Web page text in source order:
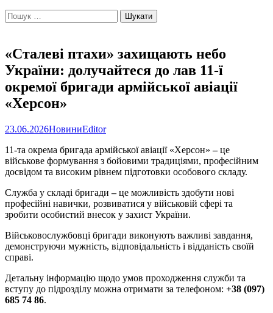
Пошук:
«Сталеві птахи» захищають небо
України: долучайтеся до лав 11-ї
окремої бригади армійської авіації
«Херсон»
23.06.2026НовиниEditor
11-та окрема бригада армійської авіації «Херсон»–це
військове формування з бойовими традиціями, професійним
досвідом та високим рівнем підготовки особового складу.
Служба у складі бригади–це можливість здобути нові
професійні навички, розвиватися у військовій сфері та
зробити особистий внесок у захист України.
Військовослужбовці бригади виконують важливі завдання,
демонструючи мужність, відповідальність і відданість своїй
справі.
Детальну інформацію щодо умов проходження служби та
вступу до підрозділу можна отримати за телефоном: +38 (097)
685 74 86.